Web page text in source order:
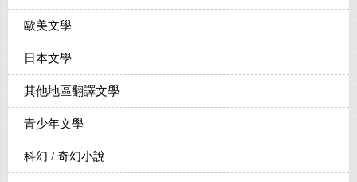
歐美文學
日本文學
其他地區翻譯文學
青少年文學
科幻 / 奇幻小說